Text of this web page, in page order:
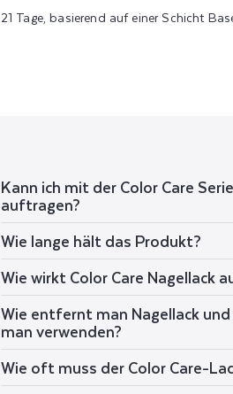
basierend auf einer Schicht
Kann ich mit der Color Care
auftragen?
Wie lange hält das Produkt?
Wie wirkt Color Care Nagellack
Wie entfernt man Nagellack
man verwenden?
Wie oft muss der Color Care-